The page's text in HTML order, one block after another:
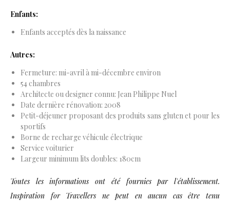
Enfants:
Enfants acceptés dès la naissance
Autres:
Fermeture: mi-avril à mi-décembre environ
54 chambres
Architecte ou designer connu: Jean Philippe Nuel
Date dernière rénovation: 2008
Petit-déjeuner proposant des produits sans gluten et pour les
sportifs
Borne de recharge véhicule électrique
Service voiturier
Largeur minimum lits doubles: 180cm
Toutes les informations ont été fournies par l'établissement.
Inspiration for Travellers ne peut en aucun cas être tenu